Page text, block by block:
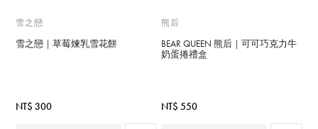
雪之戀
雪之戀｜草莓煉乳雪花餅
NT$ 300
熊后
BEAR QUEEN 熊后｜可可巧克力牛
奶蛋捲禮盒
NT$ 550